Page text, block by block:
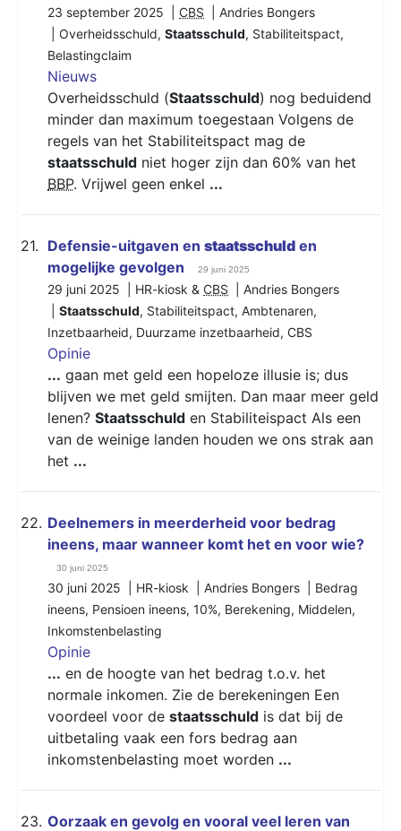
23 september 2025 | CBS | Andries Bongers
Overheidsschuld, Staatsschuld, Stabiliteitspact,
Belastingclaim
Nieuws
Overheidsschuld (Staatsschuld) nog beduidend
minder dan maximum toegestaan Volgens de
regels van het Stabiliteitspact mag de
staatsschuld niet hoger zijn dan 60% van het
BBP. Vrijwel geen enkel ...
21. Defensie-uitgaven en staatsschuld en
mogelijke gevolgen
29 juni 2025
29 juni 2025 | HR-kiosk & CBS | Andries Bongers
Staatsschuld, Stabiliteitspact, Ambtenaren,
Inzetbaarheid, Duurzame inzetbaarheid, CBS
Opinie
... gaan met geld een hopeloze illusie is; dus
blijven we met geld smijten. Dan maar meer geld
lenen? Staatsschuld en Stabiliteispact Als een
van de weinige landen houden we ons strak aan
het ...
22. Deelnemers in meerderheid voor bedrag
ineens, maar wanneer komt het en voor wie?
30 juni 2025
30 juni 2025 | HR-kiosk | Andries Bongers | Bedrag
ineens, Pensioen ineens, 10%, Berekening, Middelen,
Inkomstenbelasting
Opinie
... en de hoogte van het bedrag t.o.v. het
normale inkomen. Zie de berekeningen Een
voordeel voor de staatsschuld is dat bij de
uitbetaling vaak een fors bedrag aan
inkomstenbelasting moet worden ...
23. ​​​​​​​Oorzaak en gevolg en vooral veel leren van